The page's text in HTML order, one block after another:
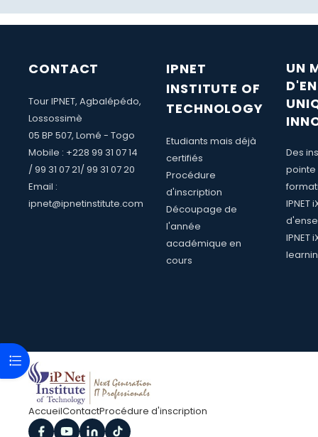
Ouvrir l’index du cours
CONTACT
Tour IPNET, Agbalépédo,
Lossossimè
05 BP 507, Lomé - Togo
Mobile : +228 99 31 07 14
/ 99 31 07 21/ 99 31 07 20
Email :
ipnet@ipnetinstitute.com
IPNET
INSTITUTE OF
TECHNOLOGY
Etudiants mais déjà
certifiés
Procédure
d'inscription
Découpage de
l'année
académique en
cours
UN
Des
pointe
IPNET
IPNET
AccueilContactProcédure d'inscription